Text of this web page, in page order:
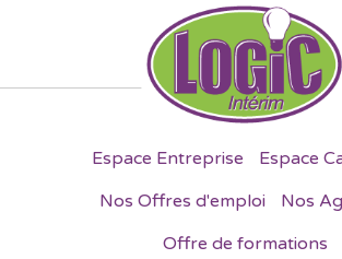
Espace Entreprise
Espace
Nos Offres d'emploi
Nos
Offre de formations